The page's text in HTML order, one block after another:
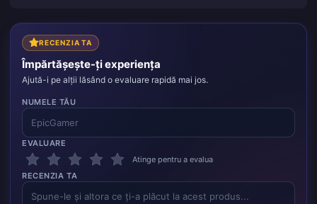
RECENZIA TA
Împărtășește-ți experiența
Ajută-i pe alții lăsând o evaluare rapidă mai jos.
NUMELE TĂU
EVALUARE
Atinge pentru a evalua
RECENZIA TA